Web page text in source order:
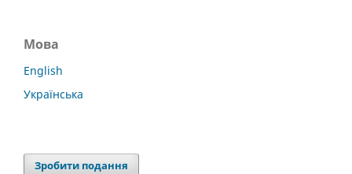
Мова
English
Українська
Зробити подання